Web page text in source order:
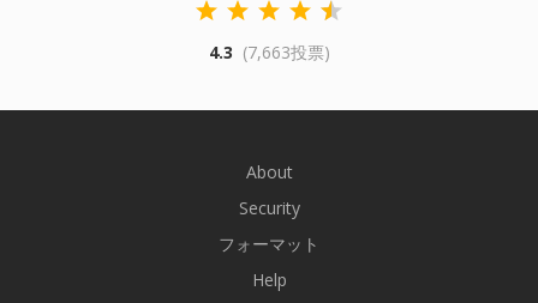
4.3 (7,663投票)
About
Security
フォーマット
Help